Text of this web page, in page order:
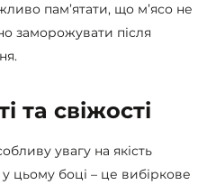
пам’ятати, що м’ясо не
заморожувати після
та свіжості
увагу на якість
цьому боці – це вибіркове